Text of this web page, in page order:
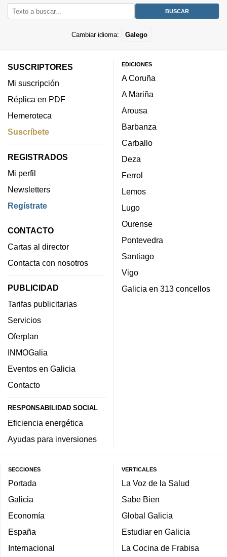
Cambiar idioma: Galego
SUSCRIPTORES
Mi suscripción
Réplica en PDF
Hemeroteca
Suscríbete
REGISTRADOS
Mi perfil
Newsletters
Regístrate
CONTACTO
Cartas al director
Contacta con nosotros
PUBLICIDAD
Tarifas publicitarias
Servicios
Oferplan
INMOGalia
Eventos en Galicia
Contacto
RESPONSABILIDAD SOCIAL
Eficiencia energética
Ayudas para inversiones
EDICIONES
A Coruña
A Mariña
Arousa
Barbanza
Carballo
Deza
Ferrol
Lemos
Lugo
Ourense
Pontevedra
Santiago
Vigo
Galicia en 313 concellos
SECCIONES
Portada
Galicia
Economía
España
Internacional
VERTICALES
La Voz de la Salud
Sabe Bien
Global Galicia
Estudiar en Galicia
La Cocina de Frabisa